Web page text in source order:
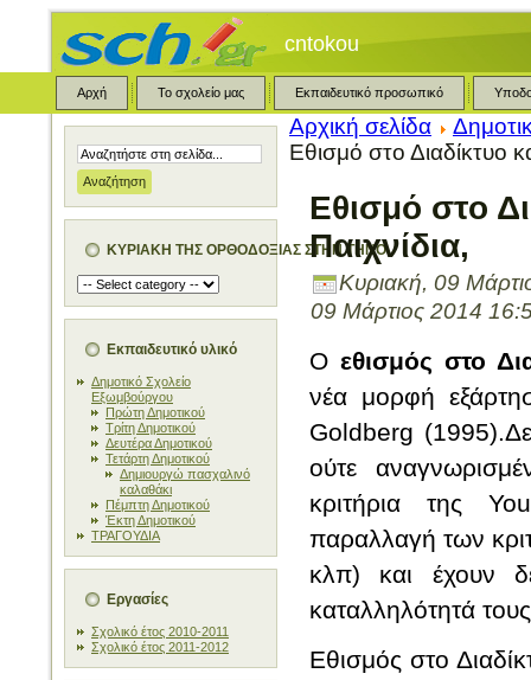
cntokou
Αρχή Το σχολείο μας Εκπαιδευτικό προσωπικό
ΚΥΡΙΑΚΗ ΤΗΣ ΟΡΘΟΔΟΞΙΑΣ ΣΤΗΝ ΤΗΝΟ
Εκπαιδευτικό υλικό
Δημοτικό Σχολείο
Εξωμβούργου
Πρώτη Δημοτικού
Τρίτη Δημοτικού
Δευτέρα Δημοτικού
Τετάρτη Δημοτικού
Δημιουργώ πασχαλινό
καλαθάκι
Πέμπτη Δημοτικού
Έκτη Δημοτικού
ΤΡΑΓΟΥΔΙΑ
Εργασίες
Σχολικό έτος 2010-2011
Σχολικό έτος 2011-2012
Αρχική σελίδα
Εθισμό στο Διαδίκτυο
Εθισμό στο
Παιχνίδια,
Κυριακή, 09
09 Μάρτιος 2014
Ο εθισμός στο
νέα μορφή
Goldberg
ούτε
κριτήρια της
παραλλαγή των
κλπ) και έχουν
καταλληλότητά
Εθισμός στο